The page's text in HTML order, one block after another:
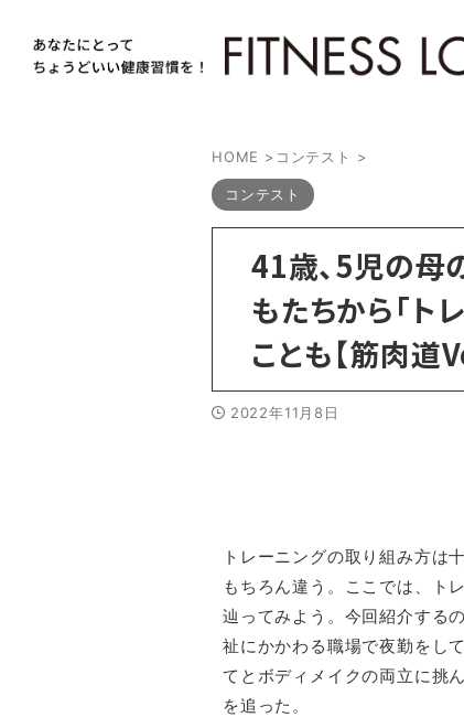
HOME > コンテスト >
コンテスト
41歳、5児の母
もたちから「ト
ことも【筋肉道
2022年11月8日
トレーニングの取り組み方は
もちろん違う。ここでは、ト
辿ってみよう。今回紹介する
祉にかかわる職場で夜勤をし
てとボディメイクの両立に挑
を追った。